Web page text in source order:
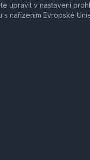
upravit v nastavení
nařízením Evropské